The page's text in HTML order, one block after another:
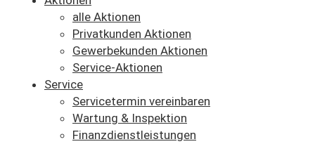
alle Aktionen
Privatkunden Aktionen
Gewerbekunden Aktionen
Service-Aktionen
Service
Servicetermin vereinbaren
Wartung & Inspektion
Finanzdienstleistungen